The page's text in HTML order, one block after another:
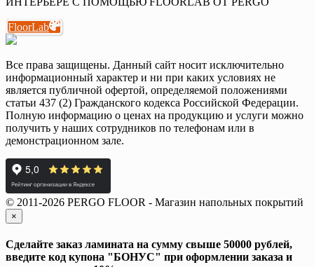
FloorLab
Все права защищены. Данный сайт носит исключительно
информационный характер и ни при каких условиях не
является публичной офертой, определяемой положениями
статьи 437 (2) Гражданского кодекса Российской Федерации.
Полную информацию о ценах на продукцию и услуги можно
получить у наших сотрудников по телефонам или в
демонстрационном зале.
© 2011-2026 PERGO FLOOR - Магазин напольных покрытий
×
Сделайте заказ ламината на сумму свыше 50000 рублей,
введите код купона "БОНУС" при оформлении заказа и